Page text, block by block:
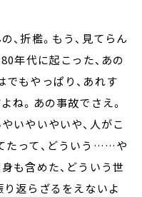
、折檻。もう、見てらん
年代に起こった、あの
もやっぱり、あれす
ね。あの事故でさえ。
いやいやいや、人がこ
たって、どういう……や
も含めた、どういう世
返らざるをえないよ